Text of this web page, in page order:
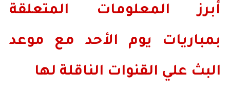
أبرز المعلومات المتعلقة
بمباريات يوم الأحد مع موعد
البث علي القنوات الناقلة لها